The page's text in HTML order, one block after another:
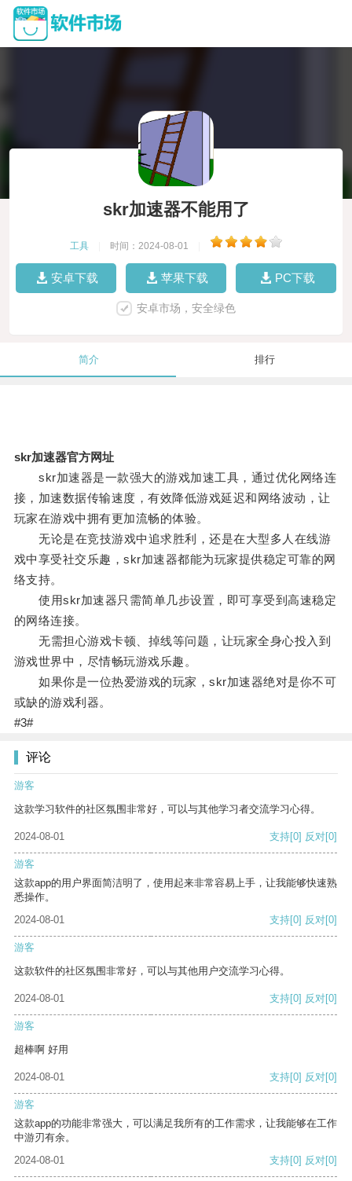
skr加速器不能用了
工具 时间：2024-08-01
安卓下载 苹果下载 PC下载
安卓市场，安全绿色
简介 排行
skr加速器官方网址
skr加速器是一款强大的游戏加速工具，通过优化网络连
接，加速数据传输速度，有效降低游戏延迟和网络波动，让
玩家在游戏中拥有更加流畅的体验。
无论是在竞技游戏中追求胜利，还是在大型多人在线游
戏中享受社交乐趣，skr加速器都能为玩家提供稳定可靠的网
络支持。
使用skr加速器只需简单几步设置，即可享受到高速稳定
的网络连接。
无需担心游戏卡顿、掉线等问题，让玩家全身心投入到
游戏世界中，尽情畅玩游戏乐趣。
如果你是一位热爱游戏的玩家，skr加速器绝对是你不可
或缺的游戏利器。
#3#
评论
游客
这款学习软件的社区氛围非常好，可以与其他学习者交流学习心得。
2024-08-01 支持[0] 反对[0]
游客
这款app的用户界面简洁明了，使用起来非常容易上手，让我能够快速熟
悉操作。
2024-08-01
支持[0] 反对[0]
游客
这款软件的社区氛围非常好，可以与其他用户交流学习心得。
2024-08-01 支持[0] 反对[0]
游客
超棒啊 好用
2024-08-01 支持[0] 反对[0]
游客
这款app的功能非常强大，可以满足我所有的工作需求，让我能够在工作
中游刃有余。
2024-08-01
支持[0] 反对[0]